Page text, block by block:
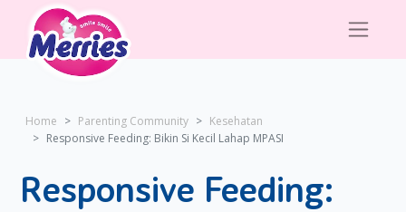
Home Parenting Community
Kesehatan
Responsive Feeding: Bikin Si Kecil Lahap MPASI
Responsive Feeding: